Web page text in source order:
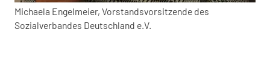
Michaela Engelmeier, Vorstandsvorsitzende des
Sozialverbandes Deutschland e.V.